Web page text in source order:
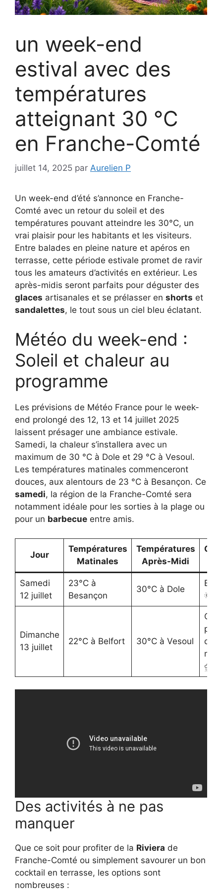
un week-end
estival avec des
températures
atteignant 30 °C
en Franche-Comté
juillet 14, 2025 par Aurelien P
Un week-end d’été s’annonce en Franche-
Comté avec un retour du soleil et des
températures pouvant atteindre les 30°C, un
vrai plaisir pour les habitants et les visiteurs.
Entre balades en pleine nature et apéros en
terrasse, cette période estivale promet de ravir
tous les amateurs d’activités en extérieur. Les
après-midis seront parfaits pour déguster des
glaces artisanales et se prélasser en shorts et
sandalettes, le tout sous un ciel bleu éclatant.
Météo du week-end :
Soleil et chaleur au
programme
Les prévisions de Météo France pour le week-
end prolongé des 12, 13 et 14 juillet 2025
laissent présager une ambiance estivale.
Samedi, la chaleur s’installera avec un
maximum de 30 °C à Dole et 29 °C à Vesoul.
Les températures matinales commenceront
douces, aux alentours de 23 °C à Besançon. Ce
samedi, la région de la Franche-Comté sera
notamment idéale pour les sorties à la plage ou
pour un barbecue entre amis.
Jour
Températures
Matinales
Températures
Après-Midi
Samedi
12 juillet
23°C à
Besançon
30°C à Dole
🌞
Dimanche
13 juillet
22°C à Belfort 30°C à Vesoul
⛈️
Des activités à ne pas
manquer
Que ce soit pour profiter de la Riviera de
Franche-Comté ou simplement savourer un bon
cocktail en terrasse, les options sont
nombreuses :